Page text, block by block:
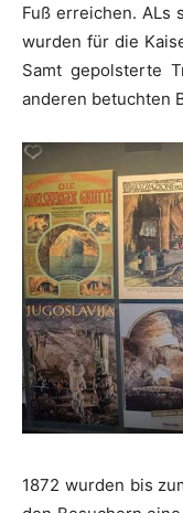
Fuß erreichen. ALs
wurden für die
Samt gepolsterte
anderen betuchten
1872 wurden bis